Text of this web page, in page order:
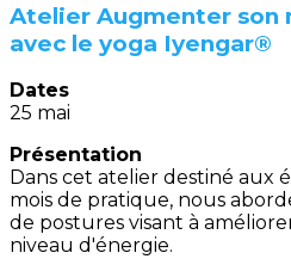
Atelier Augmenter son
avec le yoga Iyengar®
Dates
25 mai
Présentation
Dans cet atelier destiné aux
mois de pratique, nous
de postures visant à
niveau d'énergie.